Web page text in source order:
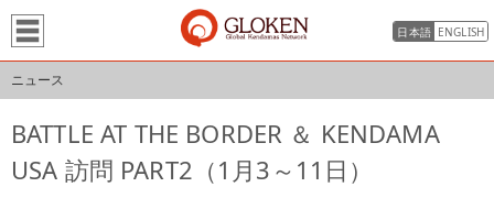
日本語 ENGLISH
ニュース
BATTLE AT THE BORDER ＆ KENDAMA
USA 訪問 PART2（1月3～11日）